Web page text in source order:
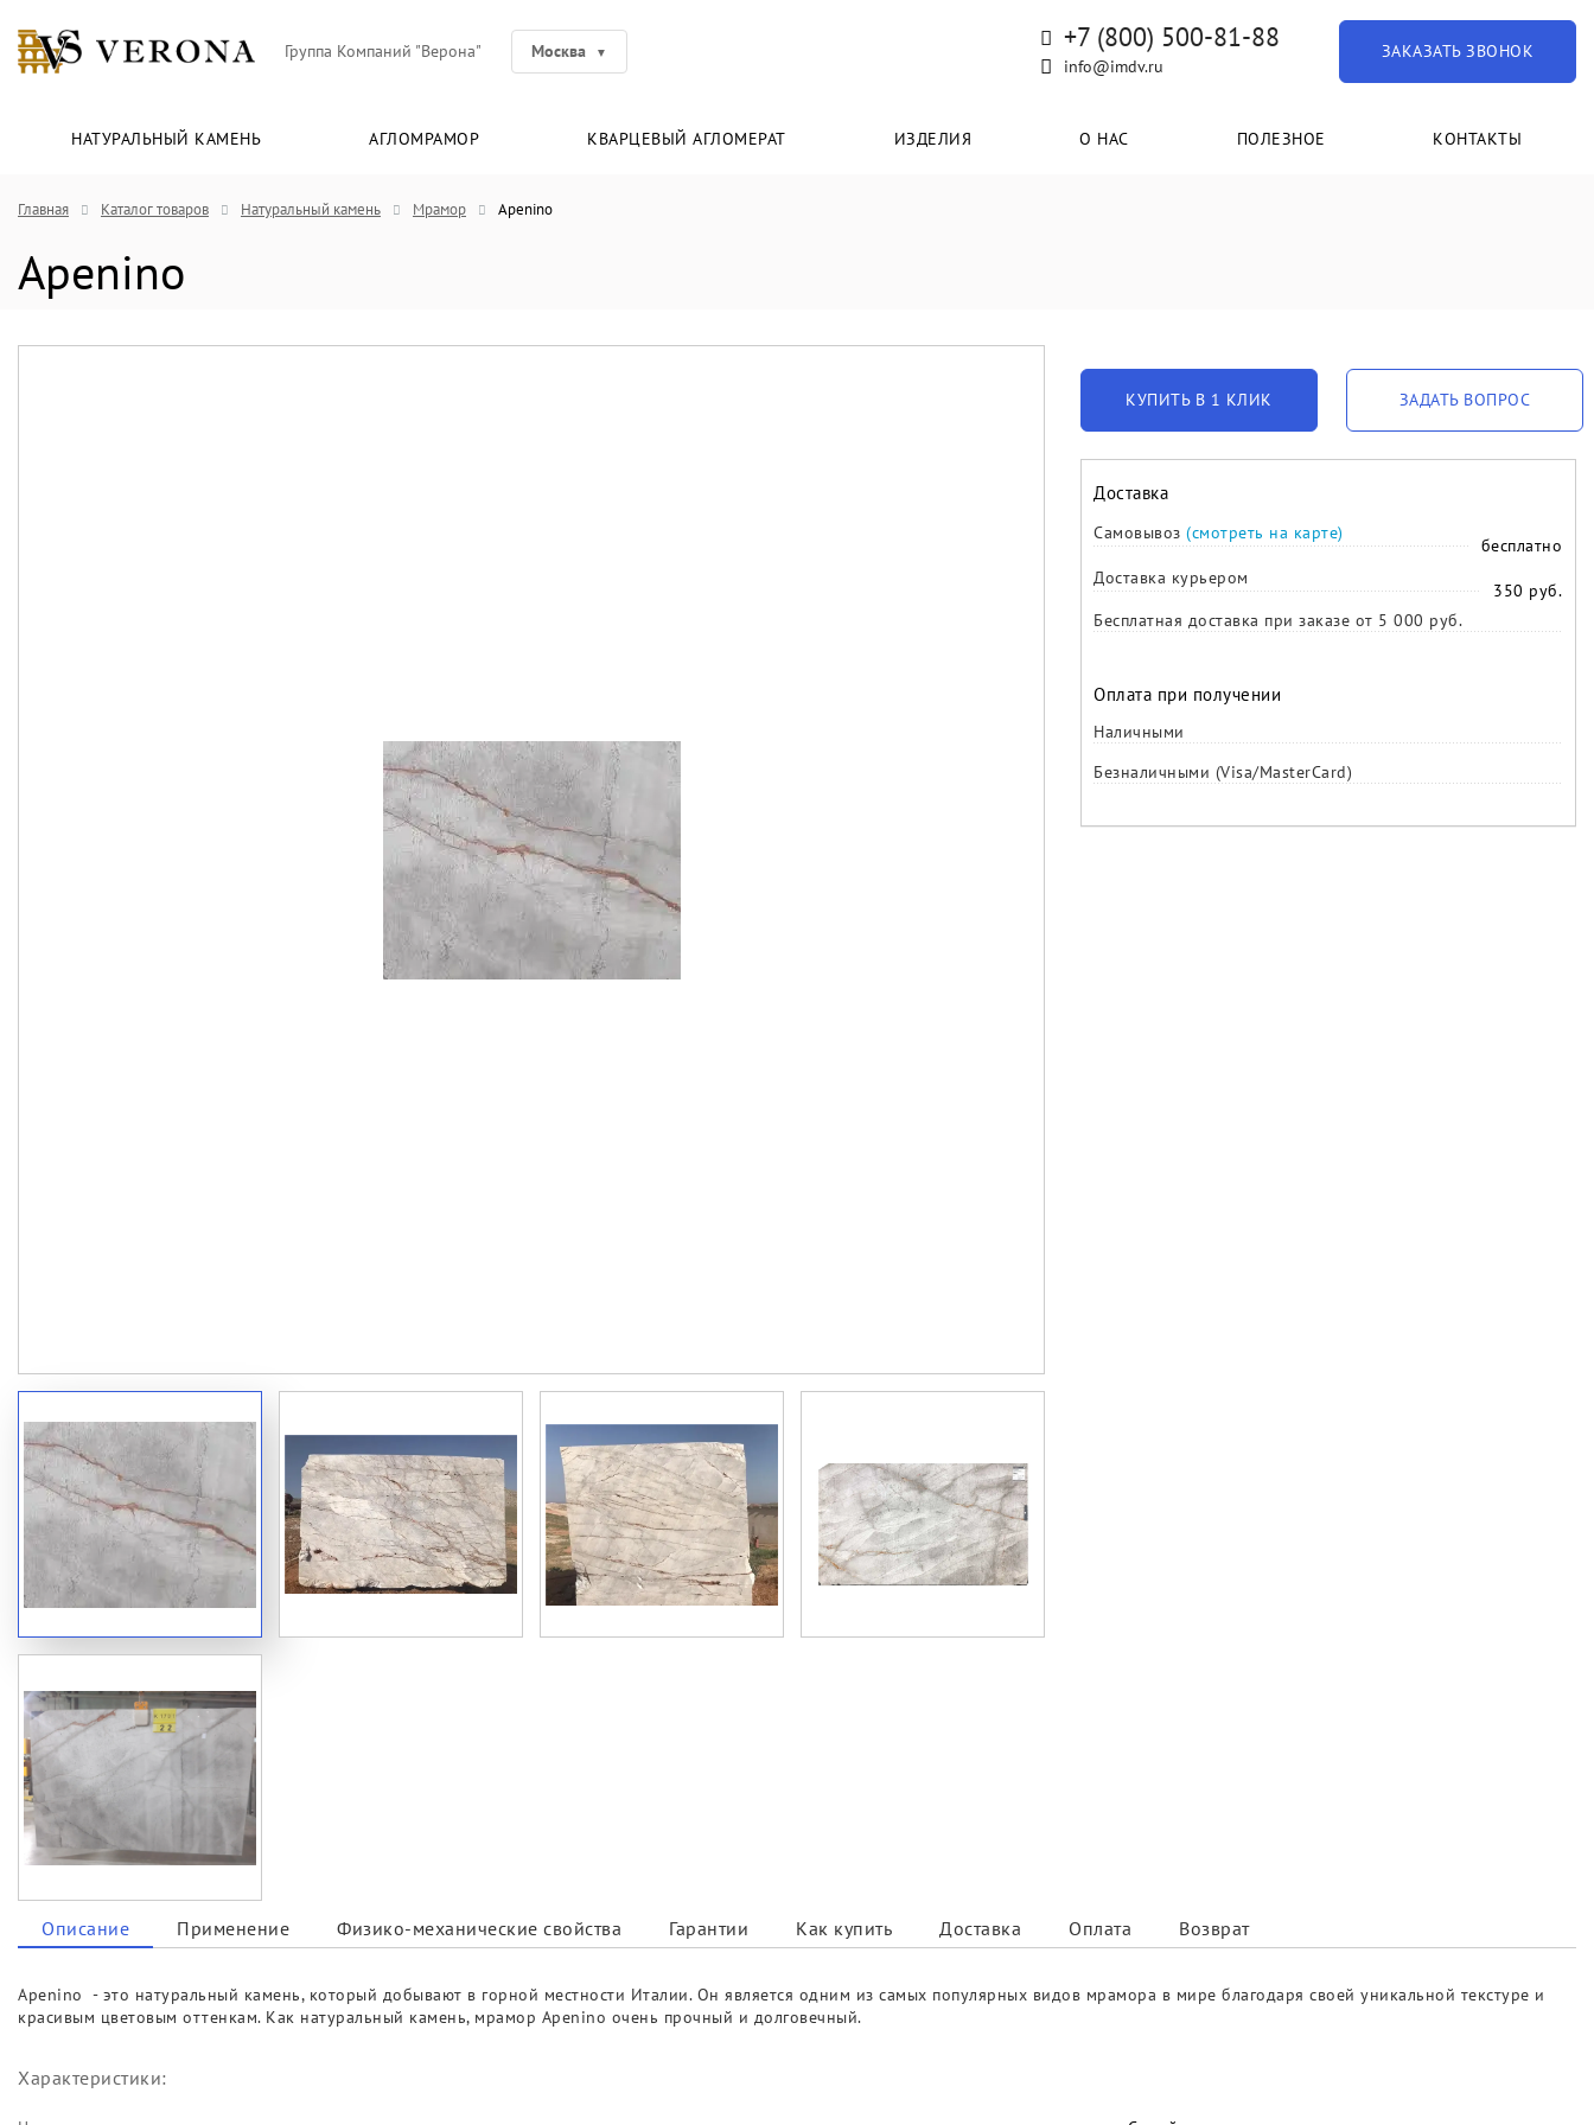
Группа Компаний "Верона" Москва +7 (800) 500-81-88
info@imdv.ru
ЗАКАЗАТЬ ЗВОНОК
НАТУРАЛЬНЫЙ КАМЕНЬ АГЛОМРАМОР КВАРЦЕВЫЙ АГЛОМЕРАТ ИЗДЕЛИЯ О НАС ПОЛЕЗНОЕ КОНТАКТЫ
Главная Каталог товаров Натуральный камень Мрамор Apenino
Apenino
КУПИТЬ В 1 КЛИК ЗАДАТЬ ВОПРОС
Доставка
Самовывоз (смотреть на карте)
бесплатно
Доставка курьером
350 руб.
Бесплатная доставка при заказе от 5 000 руб.
Оплата при получении
Наличными
Безналичными (Visa/MasterCard)
Описание Применение Физико-механические свойства Гарантии Как купить Доставка Оплата Возврат
Apenino - это натуральный камень, который добывают в горной местности Италии. Он является одним из самых популярных видов мрамора в мире благодаря своей уникальной текстуре и
красивым цветовым оттенкам. Как натуральный камень, мрамор Apenino очень прочный и долговечный.
Характеристики: